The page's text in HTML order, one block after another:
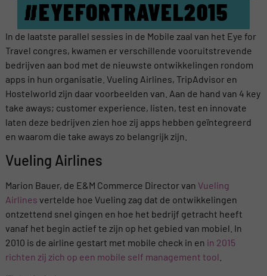
#EYEFORTRAVEL2015
In de laatste parallel sessies in de Mobile zaal van het Eye for
Travel congres, kwamen er verschillende vooruitstrevende
bedrijven aan bod met de nieuwste ontwikkelingen rondom
apps in hun organisatie. Vueling Airlines, TripAdvisor en
Hostelworld zijn daar voorbeelden van. Aan de hand van 4 key
take aways; customer experience, listen, test en innovate
laten deze bedrijven zien hoe zij apps hebben geïntegreerd
en waarom die take aways zo belangrijk zijn.
Vueling Airlines
Marion Bauer, de E&M Commerce Director van Vueling
Airlines vertelde hoe Vueling zag dat de ontwikkelingen
ontzettend snel gingen en hoe het bedrijf getracht heeft
vanaf het begin actief te zijn op het gebied van mobiel. In
2010 is de airline gestart met mobile check in en in 2015
richten zij zich op een mobile self management tool